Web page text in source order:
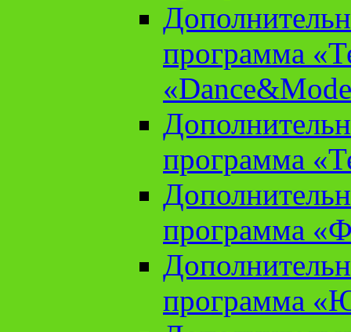
программа
программа
программа
программа